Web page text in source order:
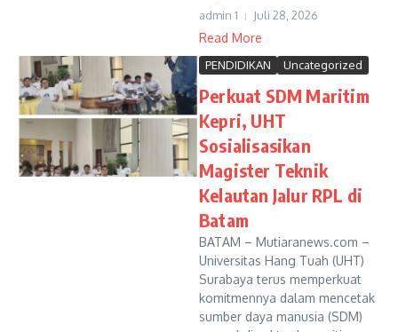
admin 1 Juli 28, 2026
Read More
PENDIDIKAN Uncategorized
Perkuat SDM Maritim
Kepri, UHT
Sosialisasikan
Magister Teknik
Kelautan Jalur RPL di
Batam
BATAM – Mutiaranews.com –
Universitas Hang Tuah (UHT)
Surabaya terus memperkuat
komitmennya dalam mencetak
sumber daya manusia (SDM)